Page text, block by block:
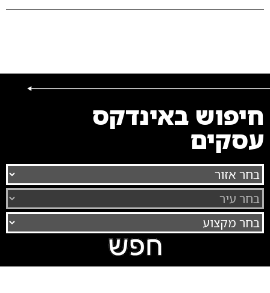
חיפוש באינדקס
עסקים